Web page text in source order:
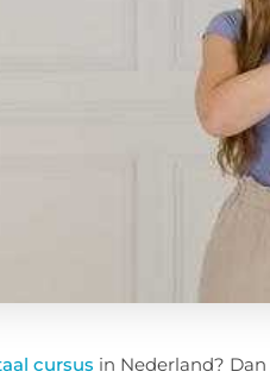
cursus in Nederland?